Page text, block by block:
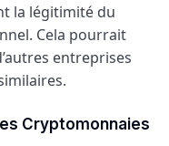
la légitimité du
Cela pourrait
entreprises
Cryptomonnaies